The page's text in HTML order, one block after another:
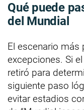
Qué puede
del Mundial
El escenario más
excepciones. Si
retiró para
siguiente paso
evitar estadios